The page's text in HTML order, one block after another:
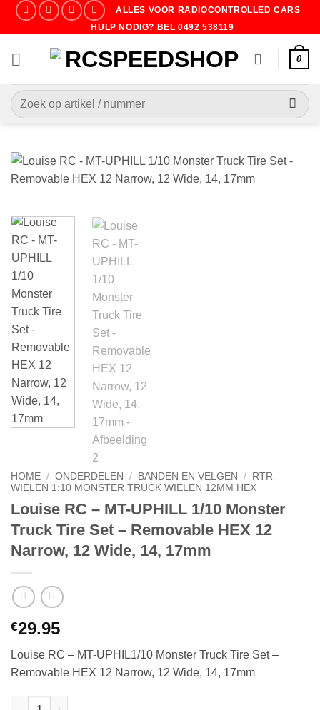
ALLES VOOR RADIOCONTROLLED CARS
HULP NODIG? BEL 0492 538119
0
Zoeken
naar:
HOME / ONDERDELEN / BANDEN EN VELGEN /
RTR
WIELEN 1:10 MONSTER TRUCK WIELEN 12MM HEX
Louise RC – MT-UPHILL 1/10 Monster
Truck Tire Set – Removable HEX 12
Narrow, 12 Wide, 14, 17mm
€29.95
Louise RC – MT-UPHIL1/10 Monster Truck Tire Set –
Removable HEX 12 Narrow, 12 Wide, 14, 17mm
Louise RC - MT-UPHILL 1/10 Monster Truck Tire Set -